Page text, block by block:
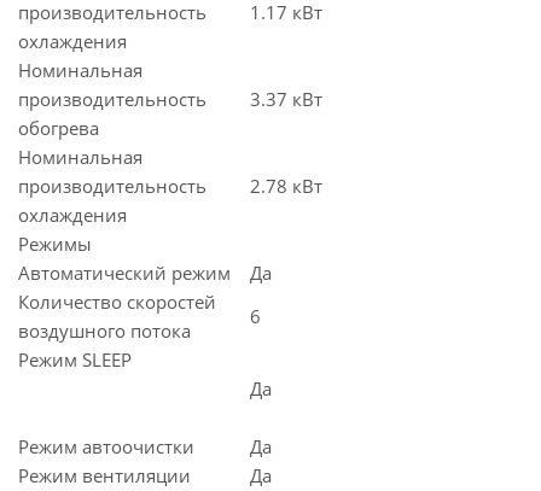
производительность
охлаждения
1.17 кВт
Номинальная
производительность
обогрева
3.37 кВт
Номинальная
производительность
охлаждения
2.78 кВт
Режимы
Автоматический режим
Да
Количество скоростей
воздушного потока
6
Режим SLEEP
Да
Режим автоочистки
Да
Режим вентиляции
Да